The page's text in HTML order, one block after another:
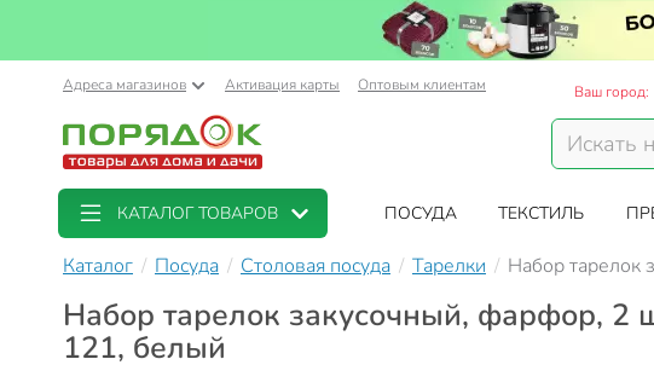
Адреса магазинов Активация карты Оптовым клиентам Ваш город:
КАТАЛОГ ТОВАРОВ ПОСУДА ТЕКСТИЛЬ
Каталог Посуда Столовая посуда Тарелки Набор тарелок
Набор тарелок закусочный, фарфор, 2
121, белый